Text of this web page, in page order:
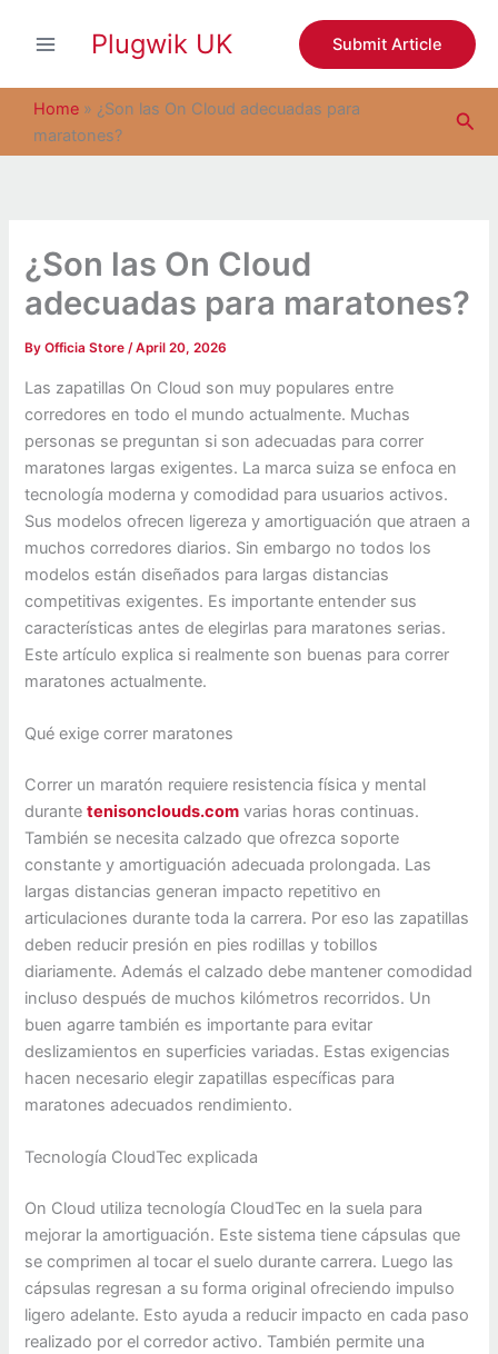
Plugwik UK Submit Article
Home » ¿Son las On Cloud adecuadas para
maratones?
¿Son las On Cloud
adecuadas para maratones?
ByOfficia Store/April 20, 2026
Las zapatillas On Cloud son muy populares entre
corredores en todo el mundo actualmente. Muchas
personas se preguntan si son adecuadas para correr
maratones largas exigentes. La marca suiza se enfoca en
tecnología moderna y comodidad para usuarios activos.
Sus modelos ofrecen ligereza y amortiguación que atraen a
muchos corredores diarios. Sin embargo no todos los
modelos están diseñados para largas distancias
competitivas exigentes. Es importante entender sus
características antes de elegirlas para maratones serias.
Este artículo explica si realmente son buenas para correr
maratones actualmente.
Qué exige correr maratones
Correr un maratón requiere resistencia física y mental
durantetenisonclouds.com varias horas continuas.
También se necesita calzado que ofrezca soporte
constante y amortiguación adecuada prolongada. Las
largas distancias generan impacto repetitivo en
articulaciones durante toda la carrera. Por eso las zapatillas
deben reducir presión en pies rodillas y tobillos
diariamente. Además el calzado debe mantener comodidad
incluso después de muchos kilómetros recorridos. Un
buen agarre también es importante para evitar
deslizamientos en superficies variadas. Estas exigencias
hacen necesario elegir zapatillas específicas para
maratones adecuados rendimiento.
Tecnología CloudTec explicada
On Cloud utiliza tecnología CloudTec en la suela para
mejorar la amortiguación. Este sistema tiene cápsulas que
se comprimen al tocar el suelo durante carrera. Luego las
cápsulas regresan a su forma original ofreciendo impulso
ligero adelante. Esto ayuda a reducir impacto en cada paso
realizado por el corredor activo. También permite una